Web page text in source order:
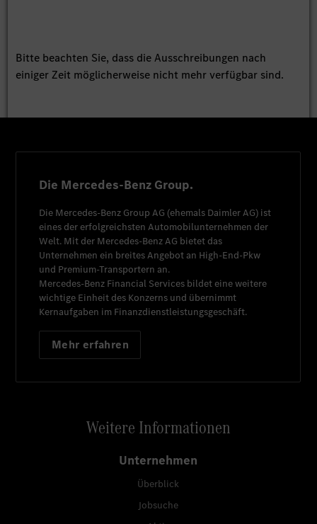
Bitte beachten Sie, dass die Ausschreibungen nach
einiger Zeit möglicherweise nicht mehr verfügbar sind.
Die Mercedes-Benz Group.
Die Mercedes-Benz Group AG (ehemals Daimler AG) ist
eines der erfolgreichsten Automobilunternehmen der
Welt. Mit der Mercedes-Benz AG bietet das
Unternehmen ein breites Angebot an High-End-Pkw
und Premium-Transportern an.
Mercedes-Benz Financial Services bildet eine weitere
wichtige Einheit des Konzerns und übernimmt
Kernaufgaben im Finanzdienstleistungsgeschäft.
Mehr erfahren
Weitere Informationen
Unternehmen
Überblick
Jobsuche